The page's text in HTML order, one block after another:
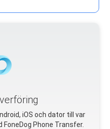
iOS och dator till var
Phone Transfer.